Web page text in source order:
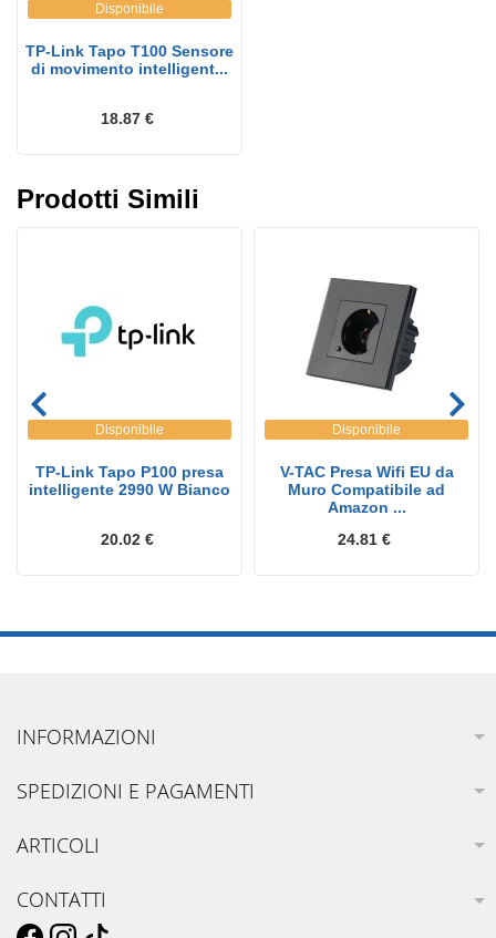
Disponibile
TP-Link Tapo T100 Sensore
di movimento intelligent...
18.87 €
Prodotti Simili
Disponibile
TP-Link Tapo P100 presa
intelligente 2990 W Bianco
20.02 €
Disponibile
V-TAC Presa Wifi EU da
Muro Compatibile ad
Amazon ...
24.81 €
INFORMAZIONI
SPEDIZIONI E PAGAMENTI
ARTICOLI
CONTATTI